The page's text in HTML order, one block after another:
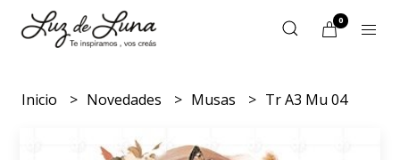
0
Inicio Novedades Musas Tr A3 Mu 04